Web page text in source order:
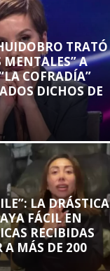
TRATÓ
MENTALES” A
COFRADÍA”
DICHOS DE
LA DRÁSTICA
FÁCIL EN
RECIBIDAS
A MÁS DE 200